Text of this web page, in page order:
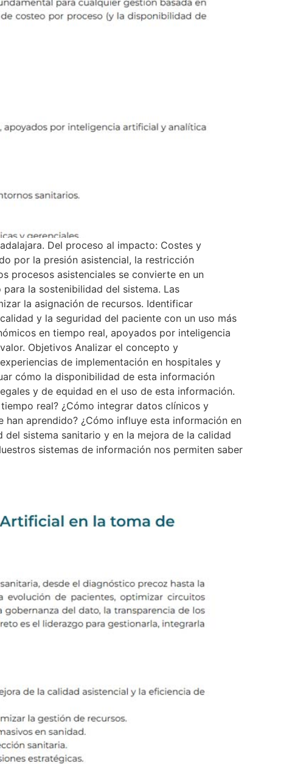
Del proceso al impacto: Costes y
por la presión asistencial, la restricción
procesos asistenciales se convierte en un
la sostenibilidad del sistema. Las
la asignación de recursos. Identificar
y la seguridad del paciente con un uso más
en tiempo real, apoyados por inteligencia
Objetivos Analizar el concepto y
de implementación en hospitales y
cómo la disponibilidad de esta información
y de equidad en el uso de esta información.
real? ¿Cómo integrar datos clínicos y
aprendido? ¿Cómo influye esta información en
sistema sanitario y en la mejora de la calidad
sistemas de información nos permiten saber